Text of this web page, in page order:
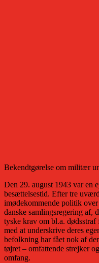
Bekendtgørelse om militær
Den 29. august 1943 var en
besættelsestid. Efter tre
imødekommende politik
danske samlingsregering af,
tyske krav om bl.a.
med at underskrive deres
befolkning har fået nok af
tøjret – omfattende strejker
omfang.